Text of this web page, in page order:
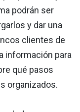
podrán ser
y dar una
clientes de
información para
qué pasos
organizados.